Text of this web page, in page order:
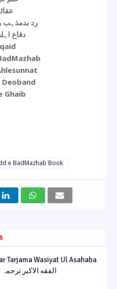
رد بدمذہب
دفاع اہلسنت
Deoband
Ghaib
e BadMazhab Book
Tarjama Wasiyat Ul Asahaba
الفقه الاکبر